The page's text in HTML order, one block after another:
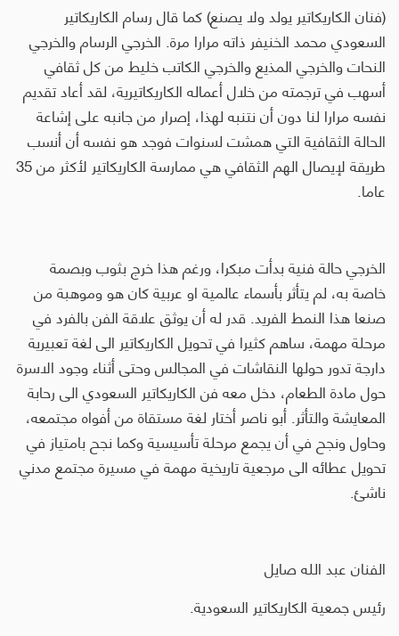
(فنان الكاريكاتير يولد ولا يصنع) كما قال رسام الكاريكاتير
السعودي محمد الخنيفر ذاته مرارا مرة. الخرجي الرسام والخرجي
النحات والخرجي المذيع والخرجي الكاتب خليط من كل ثقافي
أسهب في ترجمته من خلال أعماله الكاريكاتيرية، لقد أعاد تقديم
نفسه مرارا لنا دون أن نتنبه لهذا، إصرار من جانبه على إشاعة
الحالة الثقافية التي همشت لسنوات فوجد هو نفسه أن أنسب
طريقة لإيصال الهم الثقافي هي ممارسة الكاريكاتير لأكثر من 35
عاما.
الخرجي حالة فنية بدأت مبكرا، ورغم هذا خرج بثوب وبصمة
خاصة به، لم يتأثر بأسماء عالمية او عربية كان هو وموهبة من
صنعا هذا النمط الفريد. قدر له أن يوثق علاقة الفن بالفرد في
مرحلة مهمة، ساهم كثيرا في تحويل الكاريكاتير الى لغة تعبيرية
دارجة تدور حولها النقاشات في المجالس وحتى أثناء وجود الاسرة
حول مادة الطعام، دخل معه فن الكاريكاتير السعودي الى رحابة
المعايشة والتأثر. أبو ناصر أختار لغة مستقاة من أفواه مجتمعه،
وحاول ونجح في أن يجمع مرحلة تأسيسية وكما نجح بامتياز في
تحويل عطائه الى مرجعية تاريخية مهمة في مسيرة مجتمع مدني
ناشئ.
الفنان عبد الله صايل
رئيس جمعية الكاريكاتير السعودية.